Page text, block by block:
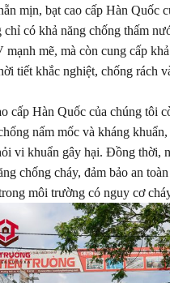
mịn, bạt cao cấp Hàn Quốc
chỉ có khả năng chống thấm
mạnh mẽ, mà còn cung cấp
tiết khắc nghiệt, chống rách
cấp Hàn Quốc của chúng tôi
nấm mốc và kháng
vi khuẩn gây hại. Đồng thời,
chống cháy, đảm bảo an
môi trường có nguy cơ